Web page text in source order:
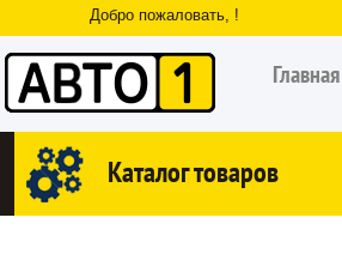
Добро пожаловать, !
Главная
Каталог товаров